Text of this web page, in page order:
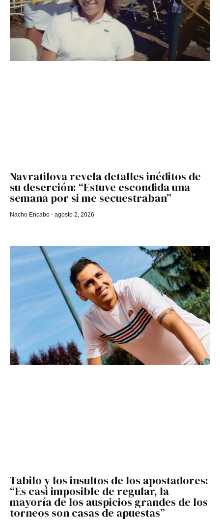
Navratilova revela detalles inéditos de
su deserción: “Estuve escondida una
semana por si me secuestraban”
Nacho Encabo agosto 2, 2026
Tabilo y los insultos de los apostadores:
“Es casi imposible de regular, la
mayoría de los auspicios grandes de los
torneos son casas de apuestas”